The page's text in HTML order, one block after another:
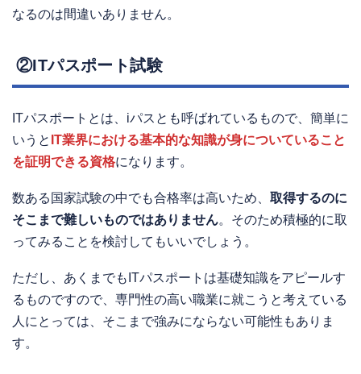
なるのは間違いありません。
②ITパスポート試験
ITパスポートとは、iパスとも呼ばれているもので、簡単に
いうと IT業界における基本的な知識が身についていること
を証明できる資格になります。
数ある国家試験の中でも合格率は高いため、 取得するのに
そこまで難しいものではありません。そのため積極的に取
ってみることを検討してもいいでしょう。
ただし、あくまでもITパスポートは基礎知識をアピールす
るものですので、専門性の高い職業に就こうと考えている
人にとっては、そこまで強みにならない可能性もありま
す。